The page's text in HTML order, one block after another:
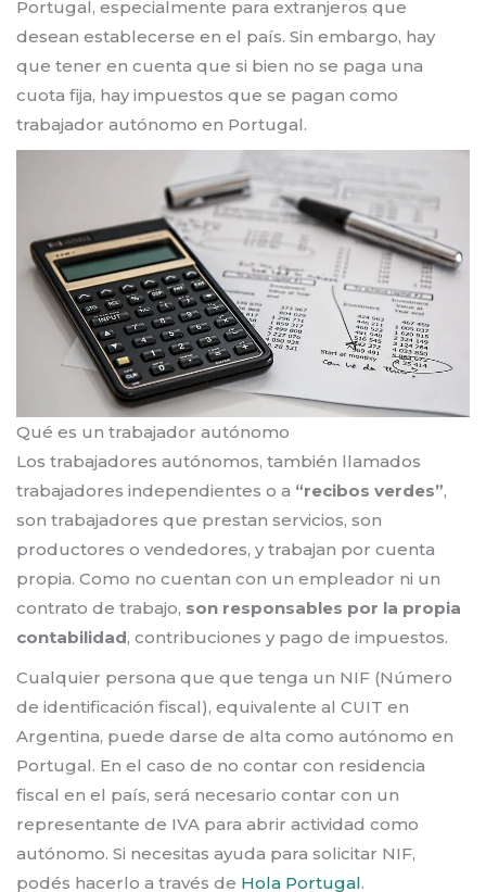
Portugal, especialmente para extranjeros que
desean establecerse en el país. Sin embargo, hay
que tener en cuenta que si bien no se paga una
cuota fija, hay impuestos que se pagan como
trabajador autónomo en Portugal.
Qué es un trabajador autónomo
Los trabajadores autónomos, también llamados
trabajadores independientes o a “recibos verdes”,
son trabajadores que prestan servicios, son
productores o vendedores, y trabajan por cuenta
propia. Como no cuentan con un empleador ni un
contrato de trabajo, son responsables por la propia
contabilidad, contribuciones y pago de impuestos.
Cualquier persona que que tenga un NIF (Número
de identificación fiscal), equivalente al CUIT en
Argentina, puede darse de alta como autónomo en
Portugal. En el caso de no contar con residencia
fiscal en el país, será necesario contar con un
representante de IVA para abrir actividad como
autónomo. Si necesitas ayuda para solicitar NIF,
podés hacerlo a través de Hola Portugal.